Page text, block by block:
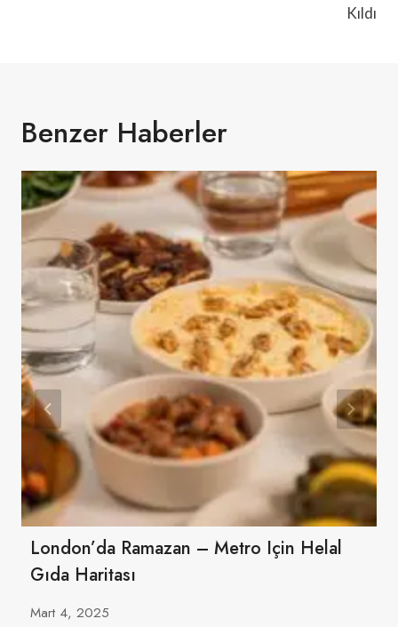
Kıldı
Benzer Haberler
London’da Ramazan – Metro Için Helal
Gıda Haritası
Mart 4, 2025